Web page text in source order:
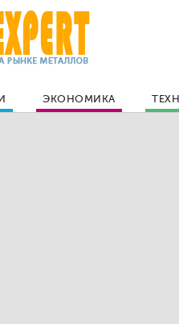
ЭКОНОМИКА